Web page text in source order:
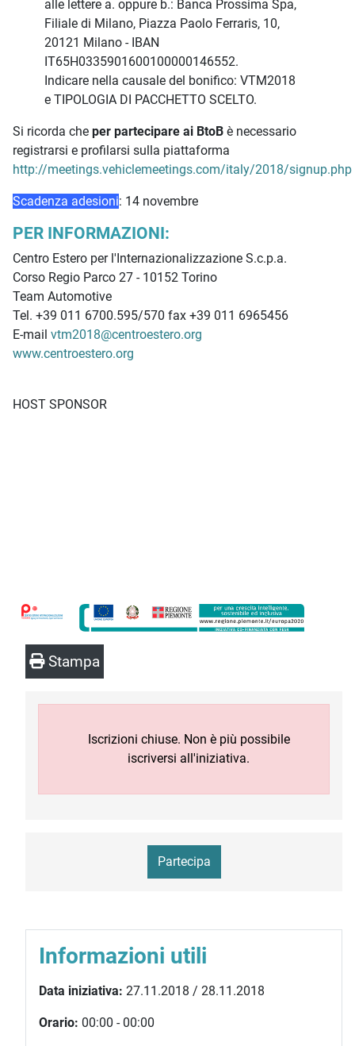
alle lettere a. oppure b.: Banca Prossima Spa,
Filiale di Milano, Piazza Paolo Ferraris, 10,
20121 Milano - IBAN
IT65H0335901600100000146552.
Indicare nella causale del bonifico: VTM2018
e TIPOLOGIA DI PACCHETTO SCELTO.
Si ricorda che per partecipare ai BtoB è necessario
registrarsi e profilarsi sulla piattaforma
http://meetings.vehiclemeetings.com/italy/2018/signup.php
Scadenza adesioni: 14 novembre
PER INFORMAZIONI:
Centro Estero per l'Internazionalizzazione S.c.p.a.
Corso Regio Parco 27 - 10152 Torino
Team Automotive
Tel. +39 011 6700.595/570 fax +39 011 6965456
E-mail vtm2018@centroestero.org
www.centroestero.org
HOST SPONSOR
Stampa
Iscrizioni chiuse. Non è più possibile
iscriversi all'iniziativa.
Partecipa
Informazioni utili
Data iniziativa: 27.11.2018 / 28.11.2018
Orario: 00:00 - 00:00